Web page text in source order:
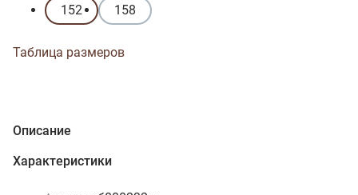
152 158
Таблица размеров
Описание
Характеристики